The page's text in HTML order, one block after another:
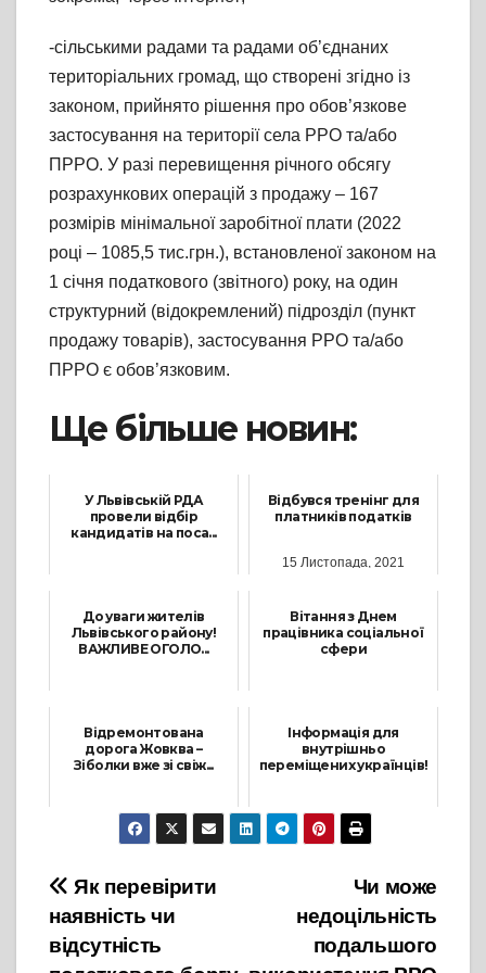
-сільськими радами та радами об’єднаних
територіальних громад, що створені згідно із
законом, прийнято рішення про обов’язкове
застосування на території села РРО та/або
ПРРО. У разі перевищення річного обсягу
розрахункових операцій з продажу – 167
розмірів мінімальної заробітної плати (2022
році – 1085,5 тис.грн.), встановленої законом на
1 січня податкового (звітного) року, на один
структурний (відокремлений) підрозділ (пункт
продажу товарів), застосування РРО та/або
ПРРО є обов’язковим.
Ще більше новин:
У Львівській РДА
провели відбір
кандидатів на поса...
Відбувся тренінг для
платників податків
15 Листопада, 2021
До уваги жителів
Львівського району!
ВАЖЛИВЕ ОГОЛО...
Вітання з Днем
працівника соціальної
сфери
Відремонтована
дорога Жовква –
Зіболки вже зі свіж...
2 Листопада, 2021
Інформація для
внутрішньо
переміщених українців!
28 Травня, 2025
Навігація
записів
Чи може
недоцільність
подальшого
Як перевірити
наявність чи
відсутність